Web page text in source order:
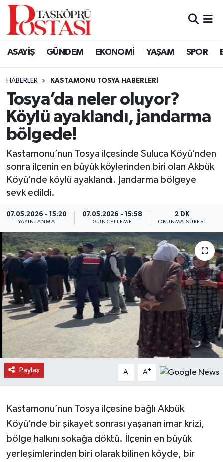
ASAYİŞ GÜNDEM EKONOMİ YAŞAM SPOR
HABERLER KASTAMONU TOSYA HABERLERI
Tosya’da neler oluyor?
Köylü ayaklandı, jandarma
bölgede!
Kastamonu’nun Tosya ilçesinde Suluca Köyü’nden
sonra ilçenin en büyük köylerinden biri olan Akbük
Köyü’nde köylü ayaklandı. Jandarma bölgeye
sevk edildi.
07.05.2026 - 15:20
YAYINLANMA
07.05.2026 - 15:58
GÜNCELLEME
2 DK
OKUNMA SÜRESI
Paylaş A- A+
Kastamonu’nun Tosya ilçesine bağlı Akbük
Köyü’nde bir şikayet sonrası yaşanan imar krizi,
bölge halkını sokağa döktü. İlçenin en büyük
yerleşimlerinden biri olarak bilinen köyde, bir
Kastamonu Vefat Edenler
Araç Haberleri
Azdavay Haberleri
Bozkurt Haberleri
Çatalzeytin Haberleri
Cide Haberleri
Daday Haberleri
Devrekani Haberleri
Doğanyurt Haberleri
Hanönü Haberleri
İhsangazi Haberleri
İnebolu Haberleri
Merkez Haberleri
Pınarbaşı Haberleri